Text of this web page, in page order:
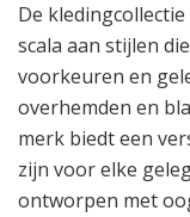
De kledingcollectie
scala aan stijlen
voorkeuren en
overhemden en
merk biedt een
zijn voor elke
ontworpen met